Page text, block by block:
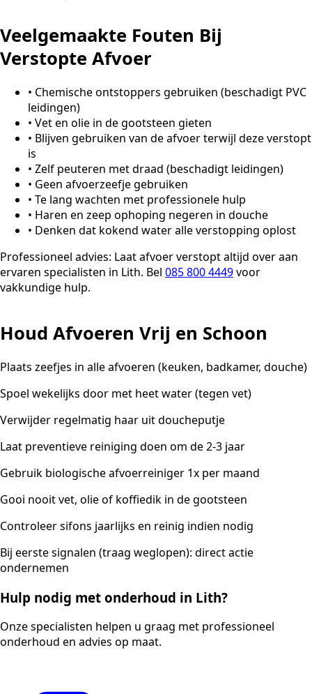
Veelgemaakte Fouten Bij
Verstopte Afvoer
• Chemische ontstoppers gebruiken (beschadigt PVC
leidingen)
• Vet en olie in de gootsteen gieten
• Blijven gebruiken van de afvoer terwijl deze verstopt
is
• Zelf peuteren met draad (beschadigt leidingen)
• Geen afvoerzeefje gebruiken
• Te lang wachten met professionele hulp
• Haren en zeep ophoping negeren in douche
• Denken dat kokend water alle verstopping oplost
Professioneel advies: Laat afvoer verstopt altijd over aan
ervaren specialisten in Lith. Bel 085 800 4449voor
vakkundige hulp.
Houd Afvoeren Vrij en Schoon
Plaats zeefjes in alle afvoeren (keuken, badkamer, douche)
Spoel wekelijks door met heet water (tegen vet)
Verwijder regelmatig haar uit doucheputje
Laat preventieve reiniging doen om de 2-3 jaar
Gebruik biologische afvoerreiniger 1x per maand
Gooi nooit vet, olie of koffiedik in de gootsteen
Controleer sifons jaarlijks en reinig indien nodig
Bij eerste signalen (traag weglopen): direct actie
ondernemen
Hulp nodig met onderhoud in Lith?
Onze specialisten helpen u graag met professioneel
onderhoud en advies op maat.